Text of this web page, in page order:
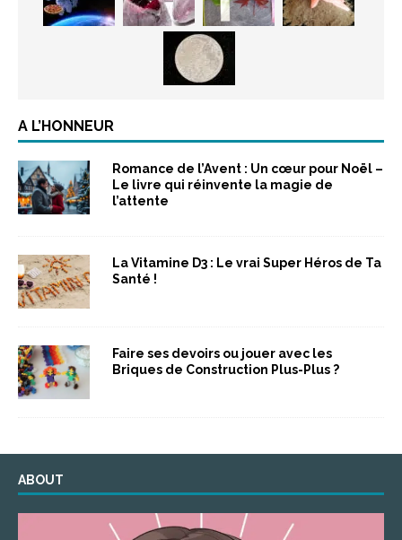
A L’HONNEUR
Romance de l’Avent : Un cœur pour Noël –
Le livre qui réinvente la magie de
l’attente
La Vitamine D3 : Le vrai Super Héros de Ta
Santé !
Faire ses devoirs ou jouer avec les
Briques de Construction Plus-Plus ?
ABOUT